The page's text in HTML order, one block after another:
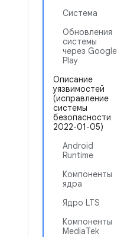
Система
Обновления
системы
через Google
Play
Описание
уязвимостей
(исправление
системы
безопасности
2022-01-05)
Android
Runtime
Компоненты
ядра
Ядро LTS
Компоненты
MediaTek